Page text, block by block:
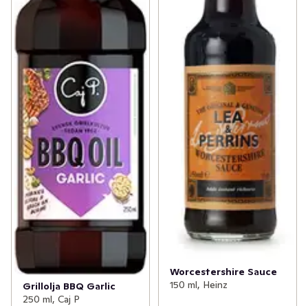
Grillolja BBQ Garlic
250 ml, Caj P
Worcestershire Sauce
150 ml, Heinz